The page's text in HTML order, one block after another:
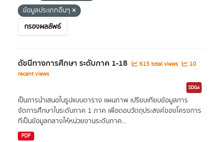
ข้อมูลประเภทอื่นๆ
กรองผลลัพธ์
ดัชนีทางการศึกษา ระดับภาค 1-18 615 total views
10
recent views
SDG4
เป็นการนำเสนอในรูปแบบตาราง แผนภาพ เปรียบเทียบข้อมูลการ
จัดการศึกษาในระดับภาค 1 ภาค เพื่อตอบวัตถุประสงค์ของโครงการ
ที่เป็นข้อมูลกลางให้หน่วยงานระดับภาค...
PDF